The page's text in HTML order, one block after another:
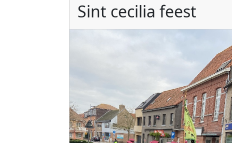
Sint cecilia feest